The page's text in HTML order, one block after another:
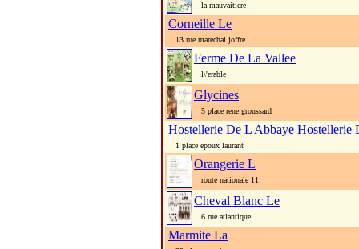
la mauvaitiere
Corneille Le
13 rue marechal joffre
Ferme De La Vallee
l\'erable
Glycines
5 place rene groussard
Hostellerie De L Abbaye Hostellerie
1 place epoux laurant
Orangerie L
route nationale 11
Cheval Blanc Le
6 rue atlantique
Marmite La